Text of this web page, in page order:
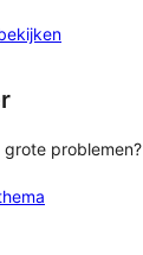
problemen?